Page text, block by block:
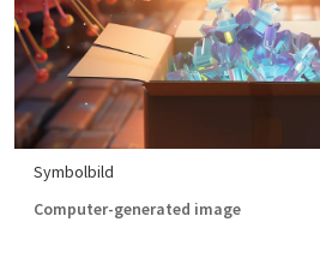
Symbolbild
Computer-generated image